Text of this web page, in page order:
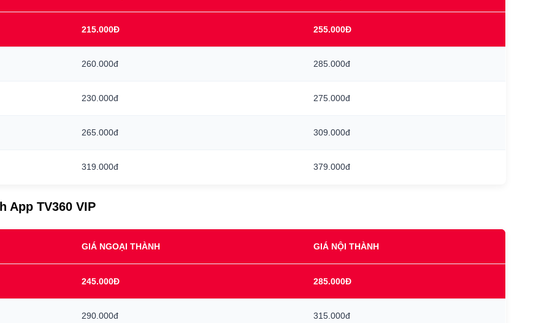
215.000Đ 255.000Đ
260.000đ 285.000đ
230.000đ 275.000đ
265.000đ 309.000đ
319.000đ 379.000đ
TV360 VIP
GIÁ NGOẠI THÀNH GIÁ NỘI THÀNH
245.000Đ 285.000Đ
290.000đ 315.000đ